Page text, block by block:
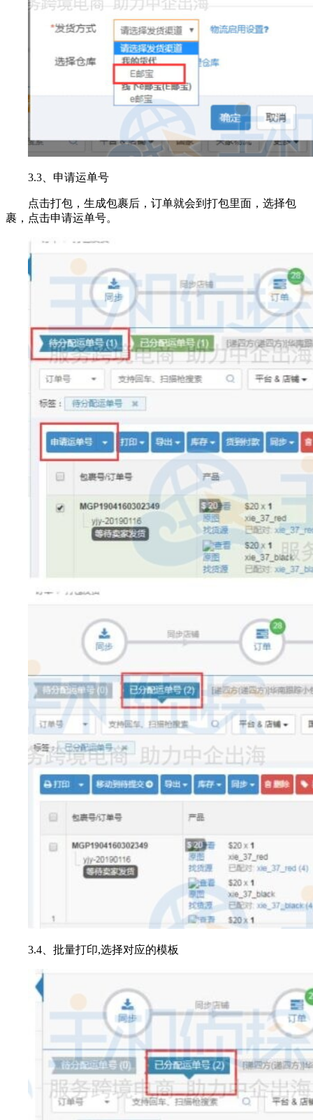
3.3、申请运单号
点击打包，生成包裹后，订单就会到打包里面，选择包
裹，点击申请运单号。
3.4、批量打印,选择对应的模板